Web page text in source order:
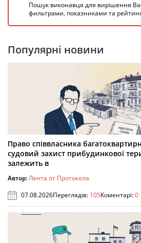
Пошук виконавця для вирішення
фильтрами, показниками та
Популярні новини
Право співвласника
судовий захист прибудинкової
залежить в
Автор:Лента от Протокола
07.08.2026Переглядів: 105Коментарі:0